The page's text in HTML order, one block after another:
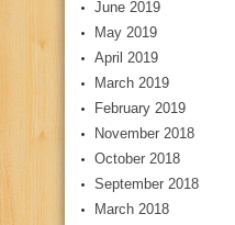
June 2019
May 2019
April 2019
March 2019
February 2019
November 2018
October 2018
September 2018
March 2018